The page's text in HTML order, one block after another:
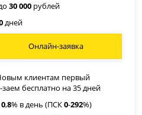
30 000 рублей
дней
Онлайн-заявка
клиентам первый
заем бесплатно на 35 дней
0,8% в день (ПСК0-292%)